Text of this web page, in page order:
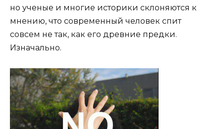
но ученые и многие историки склоняются к
мнению, что современный человек спит
совсем не так, как его древние предки.
Изначально.